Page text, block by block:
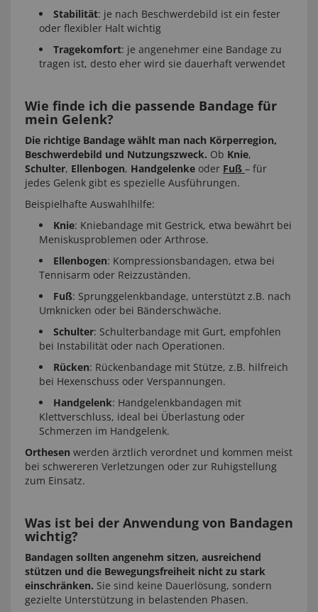
Stabilität: je nach Beschwerdebild ist ein fester
oder flexibler Halt wichtig
Tragekomfort: je angenehmer eine Bandage zu
tragen ist, desto eher wird sie dauerhaft verwendet
Wie finde ich die passende Bandage für
mein Gelenk?
Die richtige Bandage wählt man nach Körperregion,
Beschwerdebild und Nutzungszweck. Ob Knie,
Schulter, Ellenbogen, Handgelenke oder Fuß – für
jedes Gelenk gibt es spezielle Ausführungen.
Beispielhafte Auswahlhilfe:
Knie: Kniebandage mit Gestrick, etwa bewährt bei
Meniskusproblemen oder Arthrose.
Ellenbogen: Kompressionsbandagen, etwa bei
Tennisarm oder Reizzuständen.
Fuß: Sprunggelenkbandage, unterstützt z.B. nach
Umknicken oder bei Bänderschwäche.
Schulter: Schulterbandage mit Gurt, empfohlen
bei Instabilität oder nach Operationen.
Rücken: Rückenbandage mit Stütze, z.B. hilfreich
bei Hexenschuss oder Verspannungen.
Handgelenk: Handgelenkbandagen mit
Klettverschluss, ideal bei Überlastung oder
Schmerzen im Handgelenk.
Orthesen werden ärztlich verordnet und kommen meist
bei schwereren Verletzungen oder zur Ruhigstellung
zum Einsatz.
Was ist bei der Anwendung von Bandagen
wichtig?
Bandagen sollten angenehm sitzen, ausreichend
stützen und die Bewegungsfreiheit nicht zu stark
einschränken. Sie sind keine Dauerlösung, sondern
gezielte Unterstützung in belastenden Phasen.